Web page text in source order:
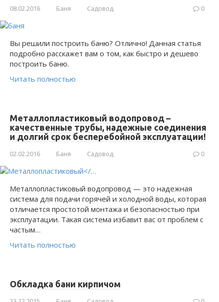
08.02.2016 Баня Садовод 0
Вы решили построить баню? Отлично! Данная статья
подробно расскажет вам о том, как быстро и дешево
построить баню.
Читать полностью
Металлопластиковый водопровод –
качественные трубы, надежные соединения
и долгий срок бесперебойной эксплуатации!
02.02.2016 Баня Садовод 0
Металлопластиковый водопровод — это надежная
система для подачи горячей и холодной воды, которая
отличается простотой монтажа и безопасностью при
эксплуатации. Такая система избавит вас от проблем с
частым…
Читать полностью
Обкладка бани кирпичом